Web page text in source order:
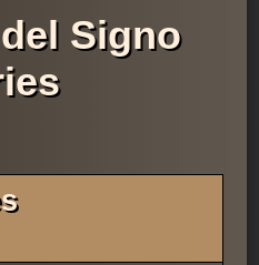
Signo